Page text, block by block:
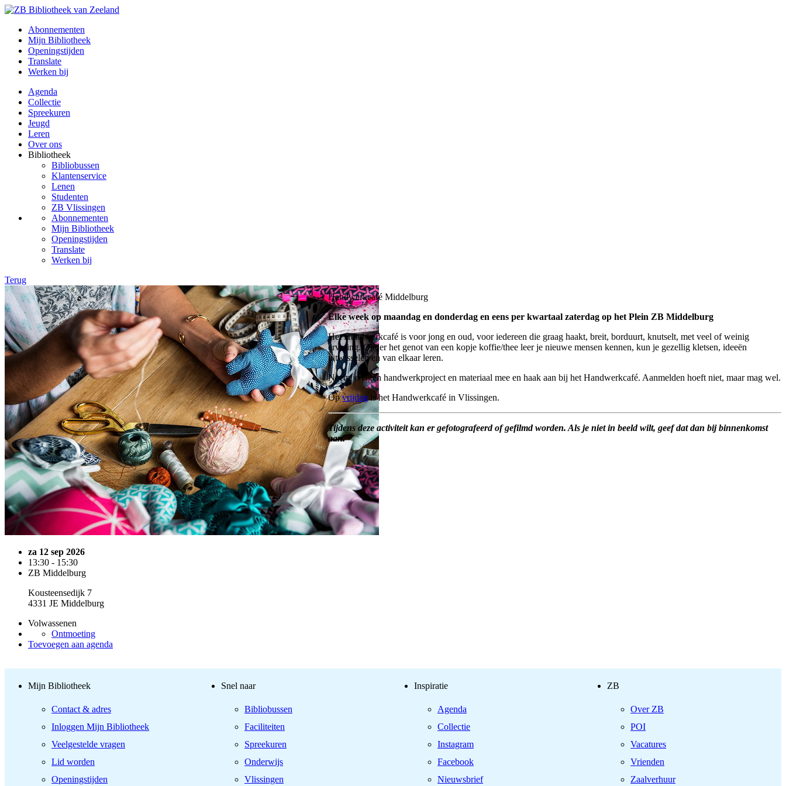
Abonnementen
Mijn Bibliotheek
Openingstijden
Translate
Werken bij
Agenda
Collectie
Spreekuren
Jeugd
Leren
Over ons
Bibliotheek
Bibliobussen
Klantenservice
Lenen
Studenten
ZB Vlissingen
Abonnementen
Mijn Bibliotheek
Openingstijden
Translate
Werken bij
Terug
za 12 sep 2026
13:30 - 15:30
ZB Middelburg
Kousteensedijk 7
4331 JE Middelburg
Volwassenen
Ontmoeting
Toevoegen aan agenda
Handwerkcafé Middelburg
Elke week op maandag en donderdag en eens per kwartaal zaterdag op het Plein ZB Middelburg
Het Handwerkcafé is voor jong en oud, voor iedereen die graag haakt, breit, borduurt, knutselt, met veel of weinig
ervaring. Onder het genot van een kopje koffie/thee leer je nieuwe mensen kennen, kun je gezellig kletsen, ideeën
uitwisselen en van elkaar leren.
Neem je eigen handwerkproject en materiaal mee en haak aan bij het Handwerkcafé. Aanmelden hoeft niet, maar mag wel.
Opvrijdag is het Handwerkcafé in Vlissingen.
Tijdens deze activiteit kan er gefotografeerd of gefilmd worden. Als je niet in beeld wilt, geef dat dan bij binnenkomst
aan.
Mijn Bibliotheek
Contact & adres
Inloggen Mijn Bibliotheek
Veelgestelde vragen
Lid worden
Openingstijden
Snel naar
Bibliobussen
Faciliteiten
Spreekuren
Onderwijs
Vlissingen
Inspiratie
Agenda
Collectie
Instagram
Facebook
Nieuwsbrief
ZB
Over ZB
POI
Vacatures
Vrienden
Zaalverhuur